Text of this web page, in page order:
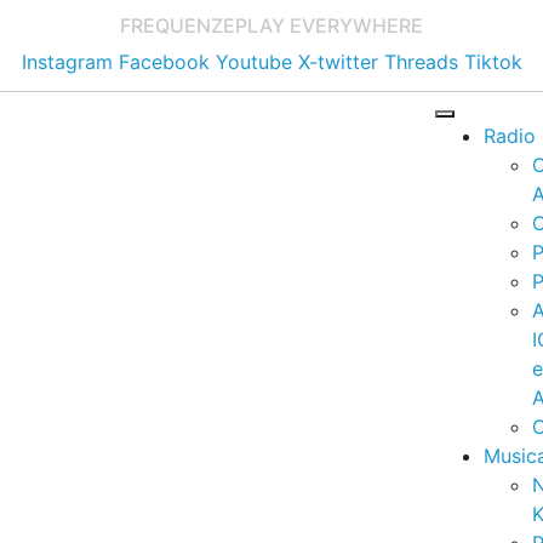
FREQUENZEPLAY EVERYWHERE
Instagram Facebook Youtube X-twitter Threads Tiktok
Radio
e